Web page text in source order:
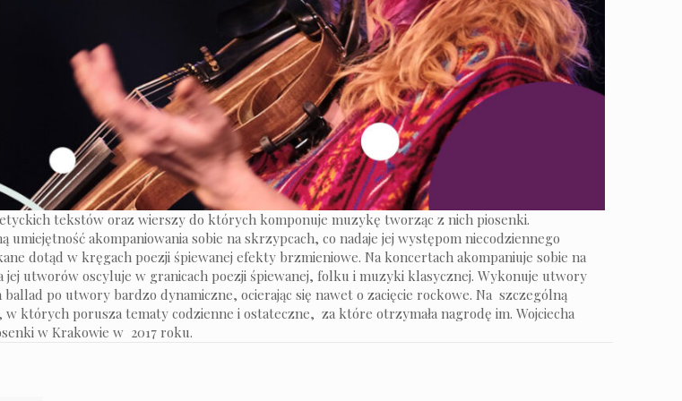
tekstów oraz wierszy do których komponuje muzykę tworząc z nich piosenki.
umiejętność akompaniowania sobie na skrzypcach, co nadaje jej występom niecodziennego
dotąd w kręgach poezji śpiewanej efekty brzmieniowe. Na koncertach akompaniuje sobie na
utworów oscyluje w granicach poezji śpiewanej, folku i muzyki klasycznej. Wykonuje utwory
po utwory bardzo dynamiczne, ocierając się nawet o zacięcie rockowe. Na szczególną
w których porusza tematy codzienne i ostateczne, za które otrzymała nagrodę im. Wojciecha
w Krakowie w 2017 roku.